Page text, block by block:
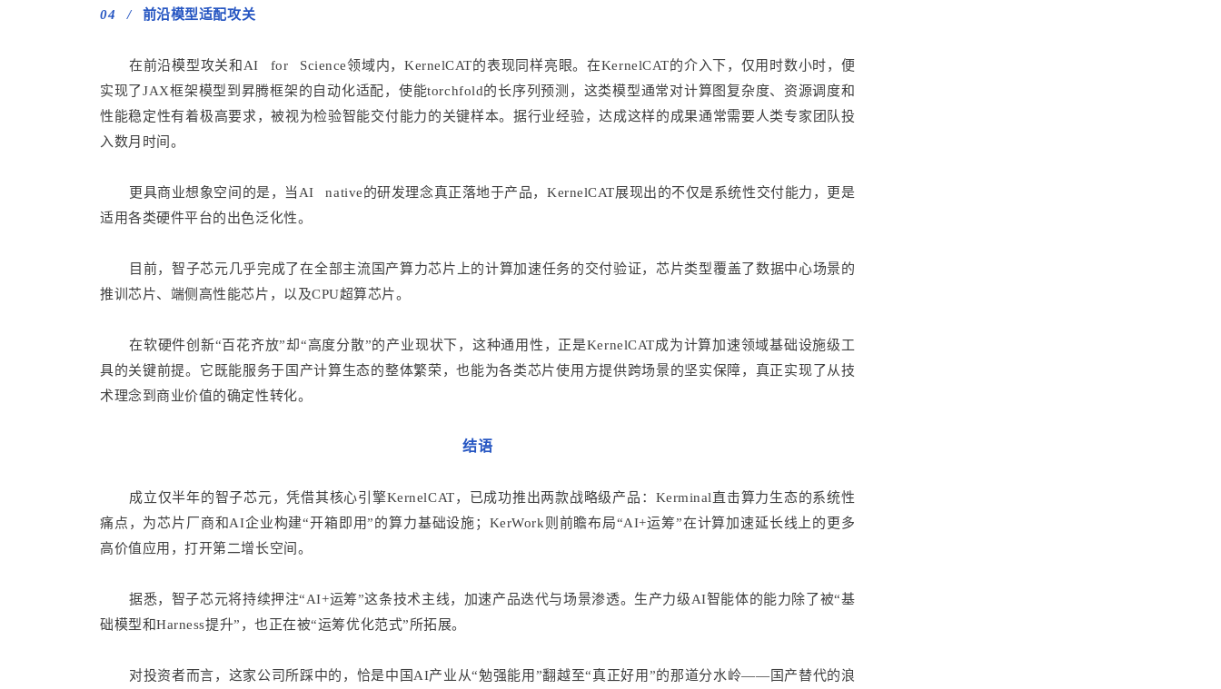
04 / 前沿模型适配攻关
在前沿模型攻关和AI for Science领域内，KernelCAT的表现同样亮眼。在KernelCAT的介入下，仅用时数小时，便
实现了JAX框架模型到昇腾框架的自动化适配，使能torchfold的长序列预测，这类模型通常对计算图复杂度、资源调度和
性能稳定性有着极高要求，被视为检验智能交付能力的关键样本。据行业经验，达成这样的成果通常需要人类专家团队投
入数月时间。
更具商业想象空间的是，当AI native的研发理念真正落地于产品，KernelCAT展现出的不仅是系统性交付能力，更是
适用各类硬件平台的出色泛化性。
目前，智子芯元几乎完成了在全部主流国产算力芯片上的计算加速任务的交付验证，芯片类型覆盖了数据中心场景的
推训芯片、端侧高性能芯片，以及CPU超算芯片。
在软硬件创新“百花齐放”却“高度分散”的产业现状下，这种通用性，正是KernelCAT成为计算加速领域基础设施级工
具的关键前提。它既能服务于国产计算生态的整体繁荣，也能为各类芯片使用方提供跨场景的坚实保障，真正实现了从技
术理念到商业价值的确定性转化。
结语
成立仅半年的智子芯元，凭借其核心引擎KernelCAT，已成功推出两款战略级产品：Kerminal直击算力生态的系统性
痛点，为芯片厂商和AI企业构建“开箱即用”的算力基础设施；KerWork则前瞻布局“AI+运筹”在计算加速延长线上的更多
高价值应用，打开第二增长空间。
据悉，智子芯元将持续押注“AI+运筹”这条技术主线，加速产品迭代与场景渗透。生产力级AI智能体的能力除了被“基
础模型和Harness提升”，也正在被“运筹优化范式”所拓展。
对投资者而言，这家公司所踩中的，恰是中国AI产业从“勉强能用”翻越至“真正好用”的那道分水岭——国产替代的浪